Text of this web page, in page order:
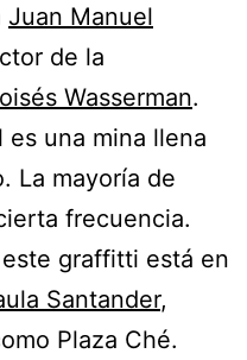
Juan Manuel
de la
Wasserman.
es una mina llena
La mayoría de
frecuencia.
graffitti está en
Santander,
Plaza Ché.